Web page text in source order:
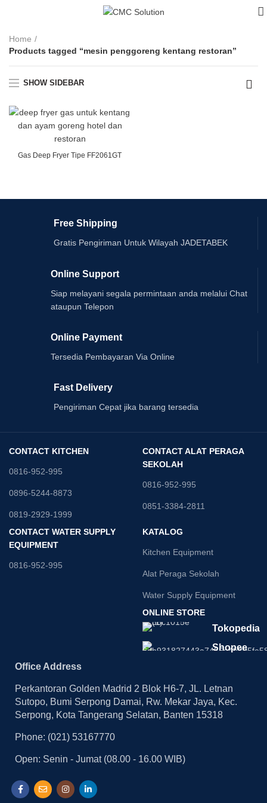
Home
Products tagged “mesin penggoreng kentang restoran”
SHOW SIDEBAR
Gas Deep Fryer Tipe FF2061GT
Free Shipping
Gratis Pengiriman Untuk Wilayah JADETABEK
Online Support
Siap melayani segala permintaan anda melalui Chat
ataupun Telepon
Online Payment
Tersedia Pembayaran Via Online
Fast Delivery
Pengiriman Cepat jika barang tersedia
CONTACT KITCHEN
0816-952-995
0896-5244-8873
0819-2929-1999
CONTACT ALAT PERAGA
SEKOLAH
0816-952-995
0851-3384-2811
CONTACT WATER SUPPLY
EQUIPMENT
0816-952-995
KATALOG
Kitchen Equipment
Alat Peraga Sekolah
Water Supply Equipment
ONLINE STORE
Tokopedia
Shopee
Office Address
Perkantoran Golden Madrid 2 Blok H6-7, JL. Letnan
Sutopo, Bumi Serpong Damai, Rw. Mekar Jaya, Kec.
Serpong, Kota Tangerang Selatan, Banten 15318
Phone: (021) 53167770
Open: Senin - Jumat (08.00 - 16.00 WIB)